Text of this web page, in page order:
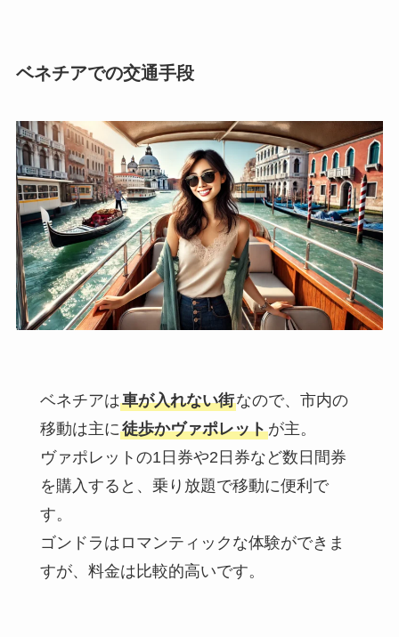
ベネチアでの交通手段
ベネチアは車が入れない街なので、市内の
移動は主に徒歩かヴァポレットが主。
ヴァポレットの1日券や2日券など数日間券
を購入すると、乗り放題で移動に便利で
す。
ゴンドラはロマンティックな体験ができま
すが、料金は比較的高いです。